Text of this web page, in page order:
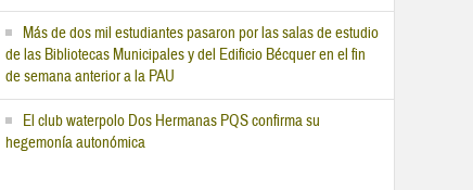
Más de dos mil estudiantes pasaron por las salas de estudio
de las Bibliotecas Municipales y del Edificio Bécquer en el fin
de semana anterior a la PAU
El club waterpolo Dos Hermanas PQS confirma su
hegemonía autonómica